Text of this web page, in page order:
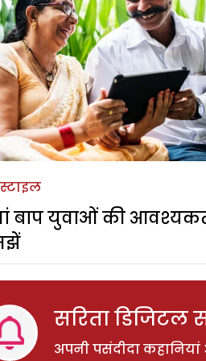
बाप युवाओं की
सरिता डिजिटल
अपनी पसंदीदा